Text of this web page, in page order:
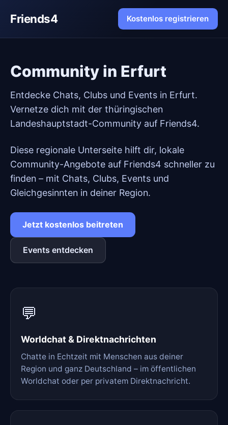
Friends4 Kostenlos registrieren
Community in Erfurt
Entdecke Chats, Clubs und Events in Erfurt.
Vernetze dich mit der thüringischen
Landeshauptstadt-Community auf Friends4.
Diese regionale Unterseite hilft dir, lokale
Community-Angebote auf Friends4 schneller zu
finden – mit Chats, Clubs, Events und
Gleichgesinnten in deiner Region.
Jetzt kostenlos beitreten
Events entdecken
💬
Worldchat & Direktnachrichten
Chatte in Echtzeit mit Menschen aus deiner
Region und ganz Deutschland – im öffentlichen
Worldchat oder per privatem Direktnachricht.